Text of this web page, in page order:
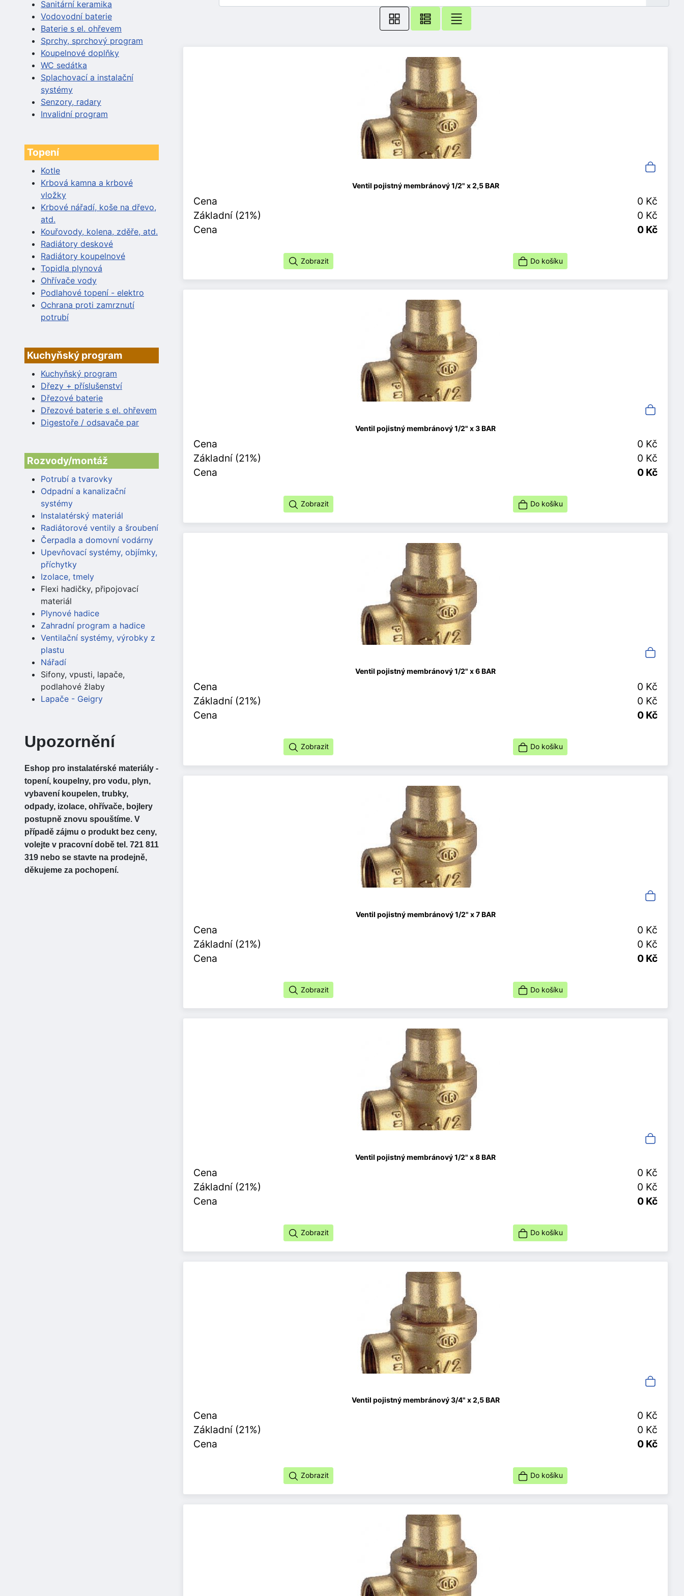
Sanitární keramika
Vodovodní baterie
Baterie s el. ohřevem
Sprchy, sprchový program
Koupelnové doplňky
WC sedátka
Splachovací a instalační
systémy
Senzory, radary
Invalidní program
Topení
Kotle
Krbová kamna a krbové
vložky
Krbové nářadí, koše na dřevo,
atd.
Kouřovody, kolena, zděře, atd.
Radiátory deskové
Radiátory koupelnové
Topidla plynová
Ohřívače vody
Podlahové topení - elektro
Ochrana proti zamrznutí
potrubí
Kuchyňský program
Kuchyňský program
Dřezy + příslušenství
Dřezové baterie
Dřezové baterie s el. ohřevem
Digestoře / odsavače par
Rozvody/montáž
Potrubí a tvarovky
Odpadní a kanalizační
systémy
Instalatérský materiál
Radiátorové ventily a šroubení
Čerpadla a domovní vodárny
Upevňovací systémy, objímky,
příchytky
Izolace, tmely
Flexi hadičky, připojovací
materiál
Plynové hadice
Zahradní program a hadice
Ventilační systémy, výrobky z
plastu
Nářadí
Sifony, vpusti, lapače,
podlahové žlaby
Lapače - Geigry
Upozornění
Eshop pro instalatérské materiály -
topení, koupelny, pro vodu, plyn,
vybavení koupelen, trubky,
odpady, izolace, ohřívače, bojlery
postupně znovu spouštíme. V
případě zájmu o produkt bez ceny,
volejte v pracovní době tel. 721 811
319 nebo se stavte na prodejně,
děkujeme za pochopení.
Ventil pojistný membránový 1/2" x 2,5 BAR
Cena
0 Kč
Základní (21%)
0 Kč
Cena
0 Kč
Zobrazit Do košíku
Ventil pojistný membránový 1/2" x 3 BAR
Cena
0 Kč
Základní (21%)
0 Kč
Cena
0 Kč
Zobrazit Do košíku
Ventil pojistný membránový 1/2" x 6 BAR
Cena
0 Kč
Základní (21%)
0 Kč
Cena
0 Kč
Zobrazit Do košíku
Ventil pojistný membránový 1/2" x 7 BAR
Cena
0 Kč
Základní (21%)
0 Kč
Cena
0 Kč
Zobrazit Do košíku
Ventil pojistný membránový 1/2" x 8 BAR
Cena
0 Kč
Základní (21%)
0 Kč
Cena
0 Kč
Zobrazit Do košíku
Ventil pojistný membránový 3/4" x 2,5 BAR
Cena
0 Kč
Základní (21%)
0 Kč
Cena
0 Kč
Zobrazit Do košíku